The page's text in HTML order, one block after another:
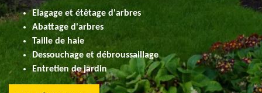
Elagage et étêtage d'arbres
Abattage d'arbres
Taille de haie
Dessouchage et débroussaillage
Entretien de jardin